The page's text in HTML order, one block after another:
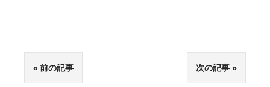
前の記事 次の記事